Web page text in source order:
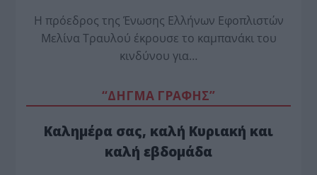
Η πρόεδρος της Ένωσης Ελλήνων Εφοπλιστών
Μελίνα Τραυλού έ­κρουσε το καμπανάκι του
κινδύνου για…
“ΔΗΓΜΑ ΓΡΑΦΗΣ”
Καλημέρα σας, καλή Κυριακή και
καλή εβδομάδα